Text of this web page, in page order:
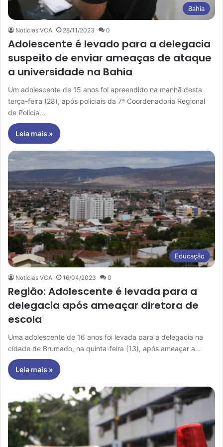
Bahia
Notícias VCA 28/11/2023 0
Adolescente é levado para a delegacia
suspeito de enviar ameaças de ataque
a universidade na Bahia
Um adolescente de 15 anos foi apreendido na manhã desta
terça-feira (28), após policiais da 7ª Coordenadoria Regional
de Polícia…
Leia mais »
Educação
Notícias VCA 16/04/2023 0
Região: Adolescente é levada para a
delegacia após ameaçar diretora de
escola
Uma adolescente de 16 anos foi levada para a delegacia na
cidade de Brumado, na quinta-feira (13), após ameaçar a…
Leia mais »